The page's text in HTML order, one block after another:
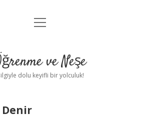
Anasayfa
Yasal Uyarı
menüyü
ve Neşe
dolu keyifli bir yolculuk!
Denir